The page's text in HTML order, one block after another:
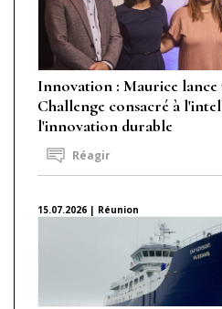
Innovation : Maurice
Challenge consacré à
l'innovation durable
Réagir
15.07.2026 | Réunion